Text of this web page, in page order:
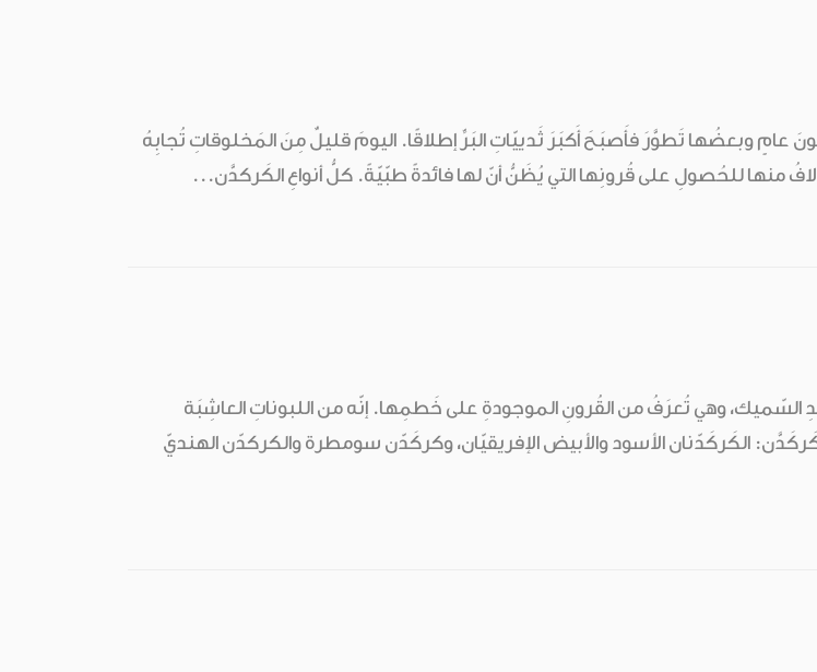
الأولى وُجِدَت منذُ حوالي 30 مليونَ عامٍ وبعضُها تَطوَّرَ فأَصبَحَ أَكبَرَ ثَدييّاتِ البَرِّ إطلاقًا. اليومَ قليلٌ مِنَ المَخلوقاتِ تُجابِهُ
منها للحُصولِ على قُرونِها التي يُظَنُّ أنّ لها فائدةً طبّيّةً. كلُّ أنواعِ الكَركدَّن...
السّميك، وهي تُعرَفُ من القُرونِ الموجودةِ على خَطمِها. إنّه من اللبوناتِ العاشِبَة
الكَركَدّنان الأسود والأبيض الإفريقيّان، وكركَدّن سومطرة والكركدّن الهنديّ